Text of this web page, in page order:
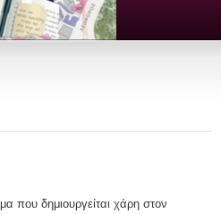
που δημιουργείται χάρη στον